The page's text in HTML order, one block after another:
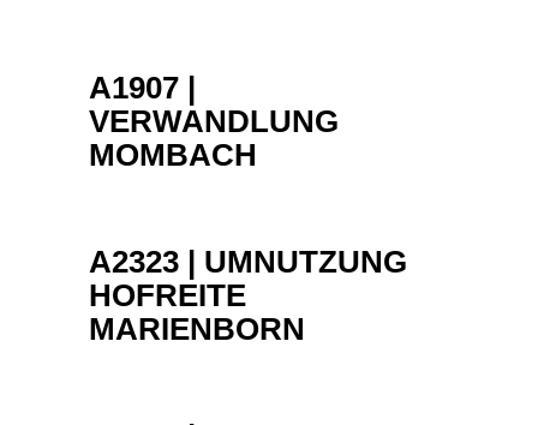
A1907 |
VERWANDLUNG
MOMBACH
A2323 | UMNUTZUNG
HOFREITE
MARIENBORN